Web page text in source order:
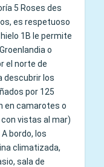
5 Roses des
es respetuoso
1B le permite
o
el norte de
descubrir los
por 125
en camarotes o
vistas al mar)
bordo, los
climatizada,
sala de